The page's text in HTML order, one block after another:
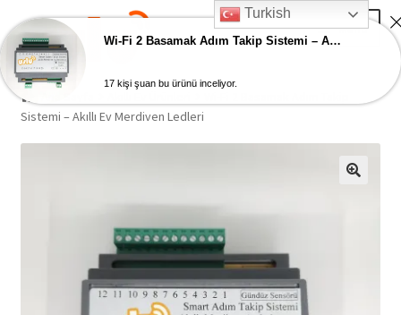
Skip
to
navigation
Skip
to
content
Menu
Ana Sayfa
Sistemi – Akıllı Ev Merdiven Ledleri
Turkish
Wi-Fi 2 Basamak Adım Takip Sistemi – Akıllı Ev Merdiven Ledleri
17 kişi şuan bu ürünü inceliyor.